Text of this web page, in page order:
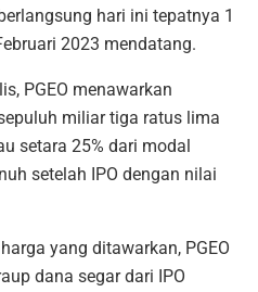
hari ini tepatnya 1
2023 mendatang.
PGEO menawarkan
miliar tiga ratus lima
setara 25% dari modal
setelah IPO dengan nilai
yang ditawarkan, PGEO
dana segar dari IPO